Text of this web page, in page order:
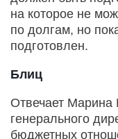
на которое не
по долгам, но
подготовлен.
Блиц
Отвечает
генерального
бюджетных